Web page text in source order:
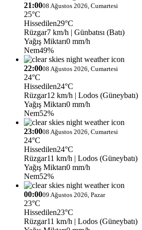
21:0008 Ağustos 2026, Cumartesi
25°C
Hissedilen29°C
Rüzgar7 km/h | Günbatısı (Batı)
Yağış Miktarı0 mm/h
Nem49%
22:0008 Ağustos 2026, Cumartesi
24°C
Hissedilen24°C
Rüzgar12 km/h | Lodos (Güneybatı)
Yağış Miktarı0 mm/h
Nem52%
23:0008 Ağustos 2026, Cumartesi
24°C
Hissedilen24°C
Rüzgar11 km/h | Lodos (Güneybatı)
Yağış Miktarı0 mm/h
Nem52%
00:0009 Ağustos 2026, Pazar
23°C
Hissedilen23°C
Rüzgar11 km/h | Lodos (Güneybatı)